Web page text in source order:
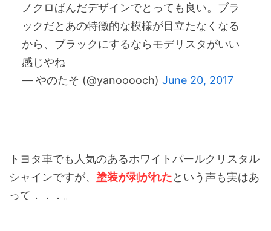
ノクロぱんだデザインでとっても良い。ブラ
ックだとあの特徴的な模様が目立たなくなる
から、ブラックにするならモデリスタがいい
感じやね
— やのたそ (@yanooooch) June 20, 2017
トヨタ車でも人気のあるホワイトパールクリスタル
シャインですが、 塗装が剥がれたという声も実はあ
って．．．。